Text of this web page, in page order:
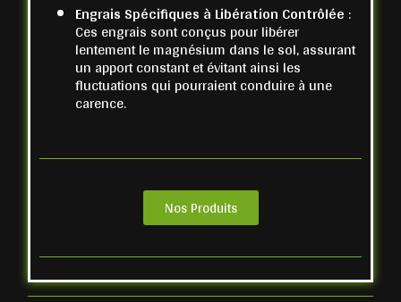
Engrais Spécifiques à Libération Contrôlée :
Ces engrais sont conçus pour libérer
lentement le magnésium dans le sol, assurant
un apport constant et évitant ainsi les
fluctuations qui pourraient conduire à une
carence.
Nos Produits